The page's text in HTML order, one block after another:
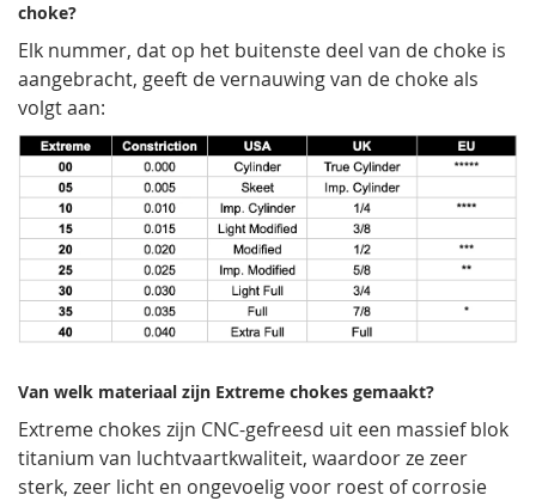
choke?
Elk nummer, dat op het buitenste deel van de choke is
aangebracht, geeft de vernauwing van de choke als
volgt aan:
Van welk materiaal zijn Extreme chokes gemaakt?
Extreme chokes zijn CNC-gefreesd uit een massief blok
titanium van luchtvaartkwaliteit, waardoor ze zeer
sterk, zeer licht en ongevoelig voor roest of corrosie